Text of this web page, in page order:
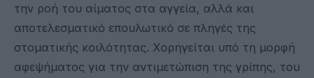
την ροή του αίματος στα αγγεία, αλλά και
αποτελεσματικό επουλωτικό σε πληγές της
στοματικής κοιλότητας. Xορηγείται υπό τη μορφή
αφεψήματος για την αντιμετώπιση της γρίπης, του